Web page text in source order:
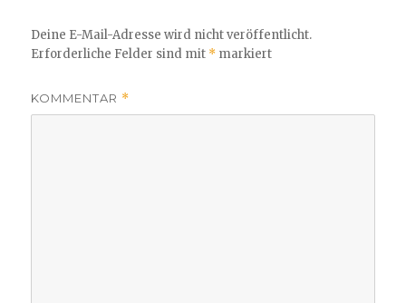
Deine E-Mail-Adresse wird nicht veröffentlicht.
Erforderliche Felder sind mit * markiert
KOMMENTAR *